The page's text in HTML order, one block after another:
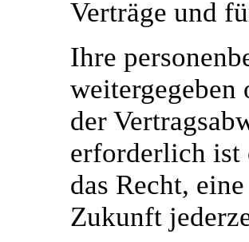
Verträge und
Ihre
weitergegeben
der
erforderlich ist
das Recht,
Zukunft